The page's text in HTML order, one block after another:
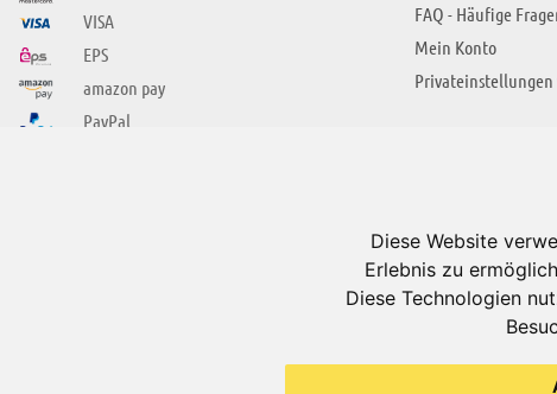
Diese Website
Erlebnis zu
Diese Technologien
VISA
EPS
amazon pay
PayPal
FAQ - Häufige
Mein Konto
Jobs
Impressum